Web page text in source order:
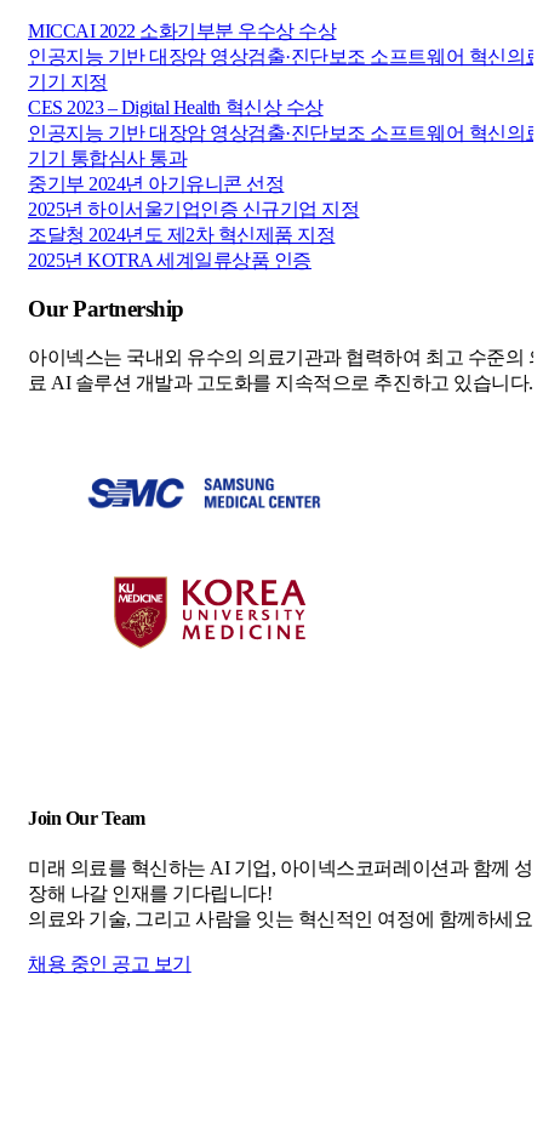
MICCAI 2022 소화기부분 우수상 수상
인공지능 기반 대장암 영상검출·진단보조 소프트웨어 혁신의료
기기 지정
CES 2023 – Digital Health 혁신상 수상
인공지능 기반 대장암 영상검출·진단보조 소프트웨어 혁신의료
기기 통합심사 통과
중기부 2024년 아기유니콘 선정
2025년 하이서울기업인증 신규기업 지정
조달청 2024년도 제2차 혁신제품 지정
2025년 KOTRA 세계일류상품 인증
Our Partnership
아이넥스는 국내외 유수의 의료기관과 협력하여 최고 수준의
료 AI 솔루션 개발과 고도화를 지속적으로 추진하고 있습니다.
Join Our Team
미래 의료를 혁신하는 AI 기업, 아이넥스코퍼레이션과 함께 성
장해 나갈 인재를 기다립니다!
의료와 기술, 그리고 사람을 잇는 혁신적인 여정에 함께하세요.
채용 중인 공고 보기